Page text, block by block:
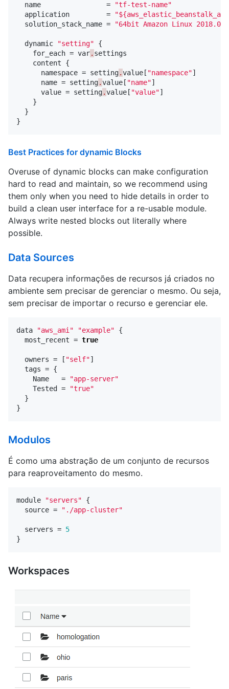
name
=
"tf-test-name"
application
=
solution_stack_name = "64bit Amazon Linux
dynamic "setting"
{
for_each = var. settings
content
{
namespace = setting.value [ "namespace"]
name = setting.value [ "name"]
value = setting.value [ "value"]
}
}
}
Best Practices for dynamic Blocks
Overuse of dynamic blocks can make configuration
hard to read and maintain, so we recommend using
them only when you need to hide details in order to
build a clean user interface for a re-usable module.
Always write nested blocks out literally where
possible.
Data Sources
Data recupera informações de recursos já criados no
ambiente sem precisar de gerenciar o mesmo. Ou seja,
sem precisar de importar o recurso e gerenciar ele.
data "aws_ami" "example"
{
most_recent = true
owners = [ "self"]
tags = {
Name
=
"app-server"
Tested
=
"true"
}
}
Modulos
É como uma abstração de um conjunto de recursos
para reaproveitamento do mesmo.
module "servers"
{
source = "./app-cluster"
servers = 5
}
Workspaces